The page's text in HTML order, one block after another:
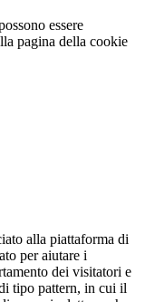
essere
pagina della cookie
alla piattaforma di
per aiutare i
dei visitatori e
tipo pattern, in cui il